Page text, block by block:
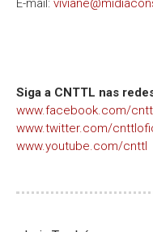
E-mail:
Siga a CNTTL nas
www.facebook.com/
www.twitter.com/
www.youtube.com/cnttl